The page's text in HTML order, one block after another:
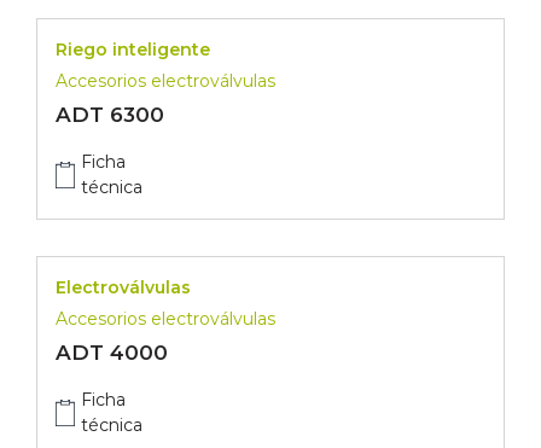
Riego inteligente
Accesorios electroválvulas
ADT 6300
Ficha
técnica
Electroválvulas
Accesorios electroválvulas
ADT 4000
Ficha
técnica